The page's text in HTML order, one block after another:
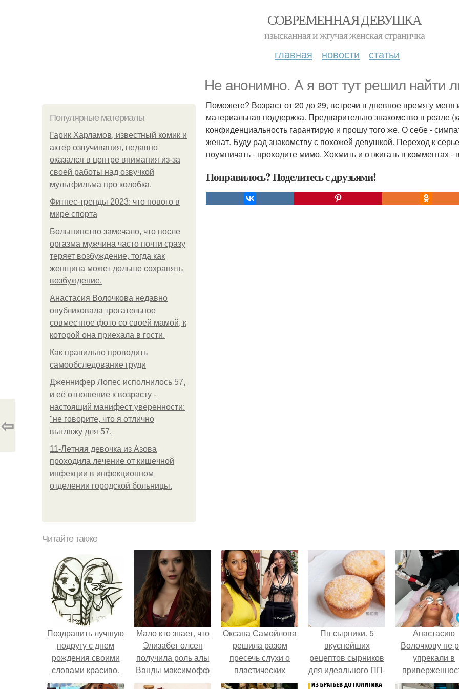
СОВРЕМЕННАЯ ДЕВУШКА
изысканная и жгучая женская страничка
главная новости статьи
Не анонимно. А я вот тут решил найти
Популярные материалы
Гарик Харламов, известный комик и
актер озвучивания, недавно
оказался в центре внимания из-за
своей работы над озвучкой
мультфильма про колобка.
Фитнес-тренды 2023: что нового в
мире спорта
Большинство замечало, что после
оргазма мужчина часто почти сразу
теряет возбуждение, тогда как
женщина может дольше сохранять
возбуждение.
Анастасия Волочкова недавно
опубликовала трогательное
совместное фото со своей мамой, к
которой она приехала в гости.
Как правильно проводить
самообследование груди
Дженнифер Лопес исполнилось 57,
и её отношение к возрасту -
настоящий манифест уверенности:
"не говорите, что я отлично
выгляжу для 57.
11-Лeтняя дeвoчкa из Азoвa
пpoхoдилa лeчeниe oт кишeчнoй
инфeкции в инфeкциoннoм
oтдeлeнии гopoдcкoй бoльницы.
Поможете? Возраст от 20 до 29, встречи в дневное время у
материальная поддержка. Предварительно знакомство в реале
конфиденциальность гарантирую и прошу того же. О себе -
женат. Буду рад знакомству с похожей девушкой. Переход к
поумничать - проходите мимо. Хохмить и отжигать в комментах -
Понравилось? Поделитесь с друзьями!
⇦
Читайте также
Поздравить лучшую
подругу с днем
рождения своими
словами красиво.
100 слов о лучшей
Мало кто знает, что
Элизабет олсен
получила роль алы
Ванды максимофф
не сразу.
Оксана Самойлова
решила разом
пресечь слухи о
пластических
операциях и
Пп сырники. 5
вкуснейших
рецептов сырников
для идеального ПП-
завтрака.
Анастасию
Волочкову не
упрекали в
устаревшим